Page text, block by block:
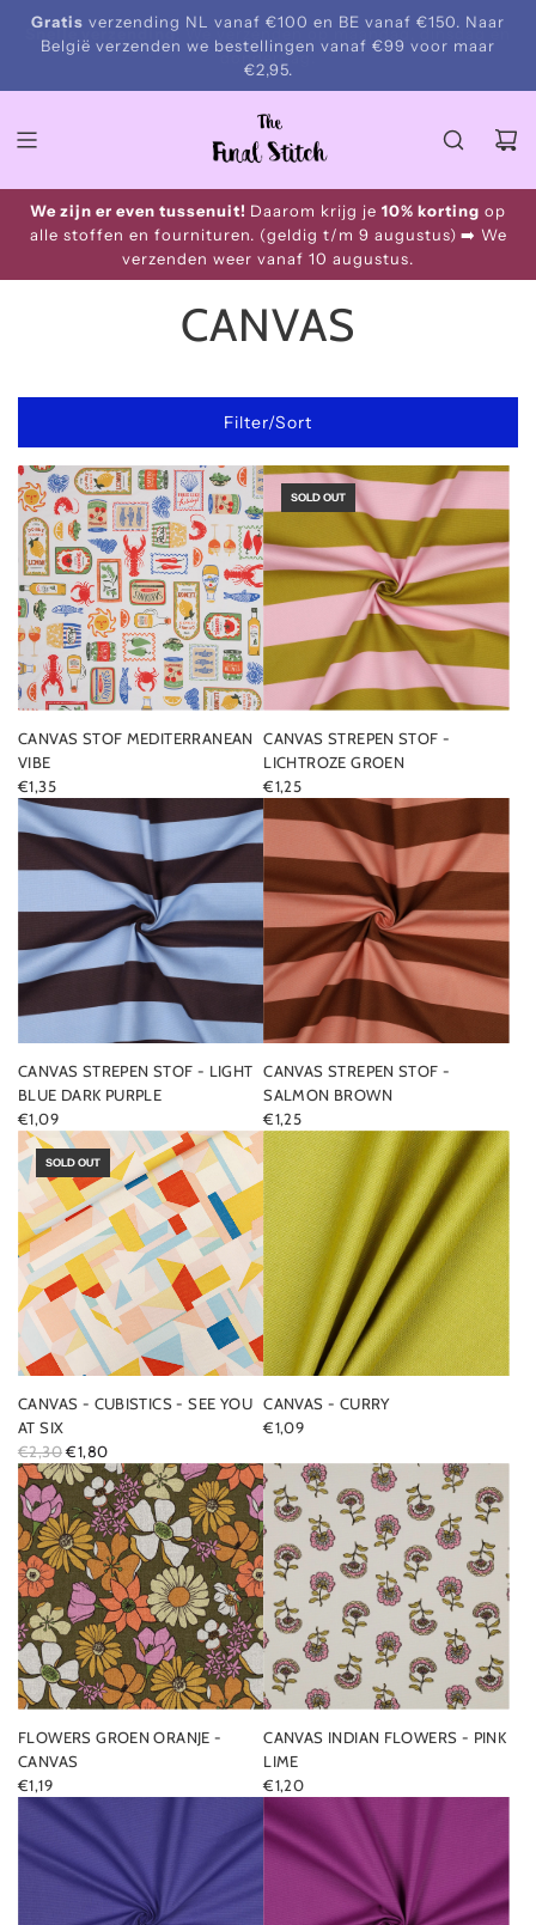
p
o
e
Gratis verzending NL vanaf €100 en BE vanaf €150. Naar
België verzenden we bestellingen vanaf €99 voor maar
€2,95.
Snelle verzending
We zijn er even tussenuit! Daarom krijg je 10% korting op
alle stoffen en fournituren. (geldig t/m 9 augustus) ➡️ We
verzenden weer vanaf 10 augustus.
CANVAS
Filter/Sort
CANVAS STOF MEDITERRANEAN
VIBE
€1,35
SOLD OUT
CANVAS STREPEN STOF -
LICHTROZE GROEN
€1,25
CANVAS STREPEN STOF - LIGHT
BLUE DARK PURPLE
€1,09
CANVAS STREPEN STOF -
SALMON BROWN
€1,25
SOLD OUT
CANVAS - CUBISTICS - SEE YOU
AT SIX
R
E
G
U
L
A
R
P
R
I
C
E
€2,30 €1,80
CANVAS - CURRY
€1,09
FLOWERS GROEN ORANJE -
CANVAS
€1,19
CANVAS INDIAN FLOWERS - PINK
LIME
€1,20